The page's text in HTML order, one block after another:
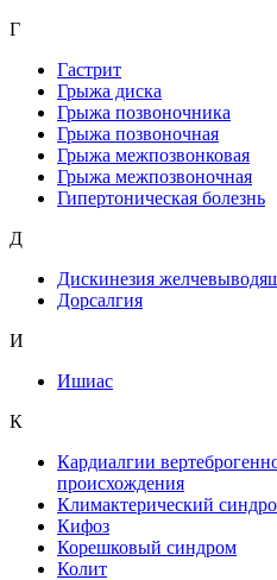
Г
Гастрит
Грыжа диска
Грыжа позвоночника
Грыжа позвоночная
Грыжа межпозвонковая
Грыжа межпозвоночная
Гипертоническая болезнь
Д
Дискинезия
Дорсалгия
И
Ишиас
К
Кардиалгии
происхождения
Климактерический
Кифоз
Корешковый синдром
Колит